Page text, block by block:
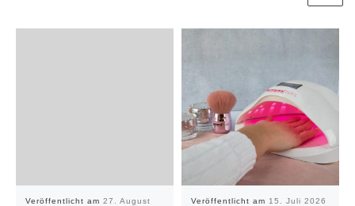
Veröffentlicht am 27. August
Veröffentlicht am 15. Juli 2026